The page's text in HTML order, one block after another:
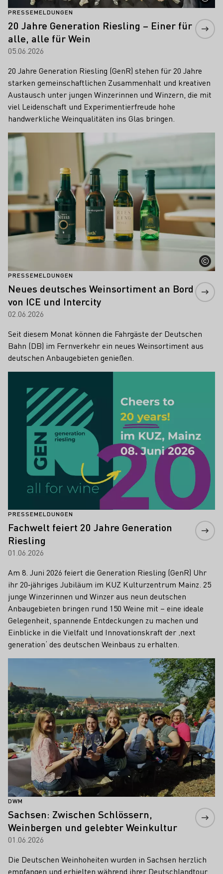
PRESSEMELDUNGEN
20 Jahre Generation Riesling – Einer für
alle, alle für Wein
05.06.2026
20 Jahre Generation Riesling (GenR) stehen für 20 Jahre
starken gemeinschaftlichen Zusammenhalt und kreativen
Austausch unter jungen Winzerinnen und Winzern, die mit
viel Leidenschaft und Experimentierfreude hohe
handwerkliche Weinqualitäten ins Glas bringen.
PRESSEMELDUNGEN
Neues deutsches Weinsortiment an Bord
von ICE und Intercity
02.06.2026
Seit diesem Monat können die Fahrgäste der Deutschen
Bahn (DB) im Fernverkehr ein neues Weinsortiment aus
deutschen Anbaugebieten genießen.
Mehr erfahren
PRESSEMELDUNGEN
Fachwelt feiert 20 Jahre Generation
Riesling
01.06.2026
Am 8. Juni 2026 feiert die Generation Riesling (GenR) Uhr
ihr 20‑jähriges Jubiläum im KUZ Kulturzentrum Mainz. 25
junge Winzerinnen und Winzer aus neun deutschen
Anbaugebieten bringen rund 150 Weine mit – eine ideale
Gelegenheit, spannende Entdeckungen zu machen und
Einblicke in die Vielfalt und Innovationskraft der ‚next
generation‘ des deutschen Weinbaus zu erhalten.
DWM
Sachsen: Zwischen Schlössern,
Weinbergen und gelebter Weinkultur
01.06.2026
Die Deutschen Weinhoheiten wurden in Sachsen herzlich
empfangen und erhielten während ihrer Deutschlandtour